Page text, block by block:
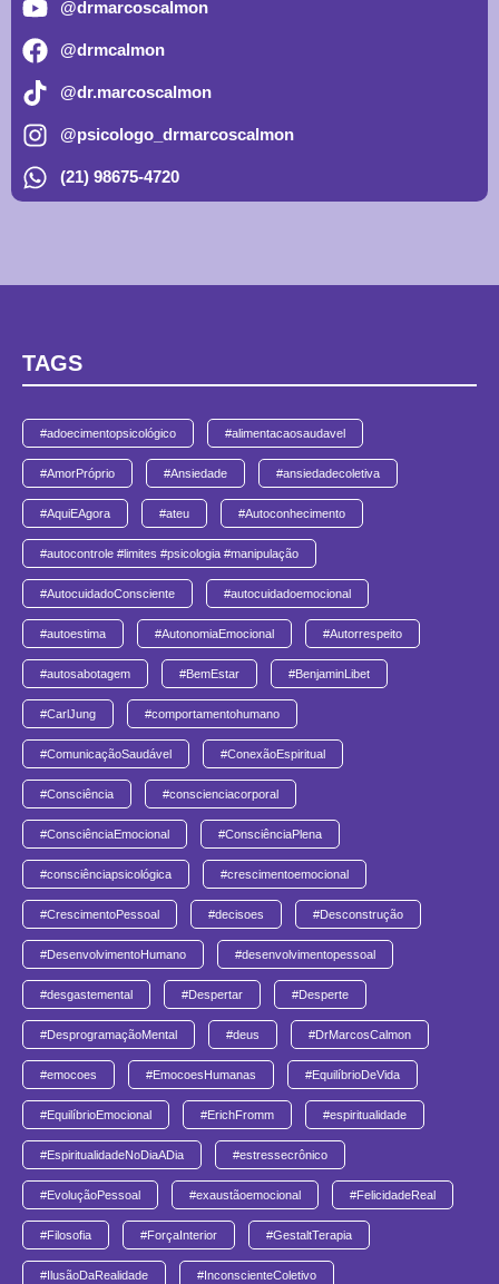
@drmarcoscalmon
@drmcalmon
@dr.marcoscalmon
@psicologo_drmarcoscalmon
(21) 98675-4720
TAGS
#adoecimentopsicológico #alimentacaosaudavel
#AmorPróprio #Ansiedade #ansiedadecoletiva
#AquiEAgora #ateu #Autoconhecimento
#autocontrole #limites #psicologia #manipulação
#AutocuidadoConsciente #autocuidadoemocional
#autoestima #AutonomiaEmocional #Autorrespeito
#autosabotagem #BemEstar #BenjaminLibet
#CarlJung #comportamentohumano
#ComunicaçãoSaudável #ConexãoEspiritual
#Consciência #conscienciacorporal
#ConsciênciaEmocional #ConsciênciaPlena
#consciênciapsicológica #crescimentoemocional
#CrescimentoPessoal #decisoes #Desconstrução
#DesenvolvimentoHumano #desenvolvimentopessoal
#desgastemental #Despertar #Desperte
#DesprogramaçãoMental #deus #DrMarcosCalmon
#emocoes #EmocoesHumanas #EquilíbrioDeVida
#EquilíbrioEmocional #ErichFromm #espiritualidade
#EspiritualidadeNoDiaADia #estressecrônico
#EvoluçãoPessoal #exaustãoemocional #FelicidadeReal
#Filosofia #ForçaInterior #GestaltTerapia
#IlusãoDaRealidade #InconscienteColetivo